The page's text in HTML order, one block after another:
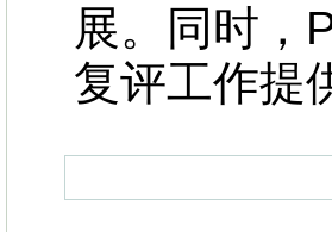
展。同时，
复评工作提